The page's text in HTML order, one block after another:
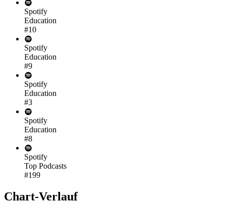
Spotify
Education
#10
Spotify
Education
#9
Spotify
Education
#3
Spotify
Education
#8
Spotify
Top Podcasts
#199
Chart-Verlauf